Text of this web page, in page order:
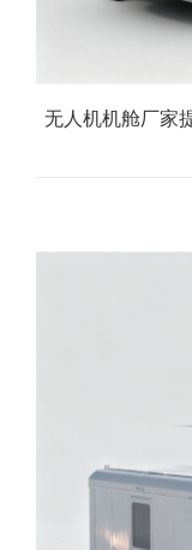
无人机机舱厂家